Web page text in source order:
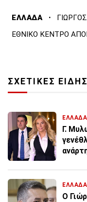
ΕΛΛΑΔΑ ·
ΕΘΝΙΚΟ ΚΕΝΤΡΟ
ΣΧΕΤΙΚΕΣ
ΕΛΛΑΔΑ
Γ.
ΕΛΛΑΔΑ
Ο